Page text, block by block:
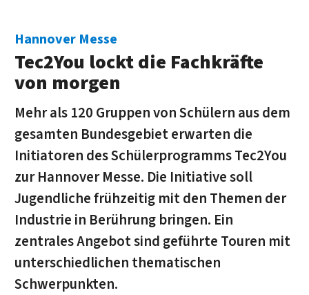
Hannover Messe
Tec2You lockt die Fachkräfte
von morgen
Mehr als 120 Gruppen von Schülern aus dem
gesamten Bundesgebiet erwarten die
Initiatoren des Schülerprogramms Tec2You
zur Hannover Messe. Die Initiative soll
Jugendliche frühzeitig mit den Themen der
Industrie in Berührung bringen. Ein
zentrales Angebot sind geführte Touren mit
unterschiedlichen thematischen
Schwerpunkten.